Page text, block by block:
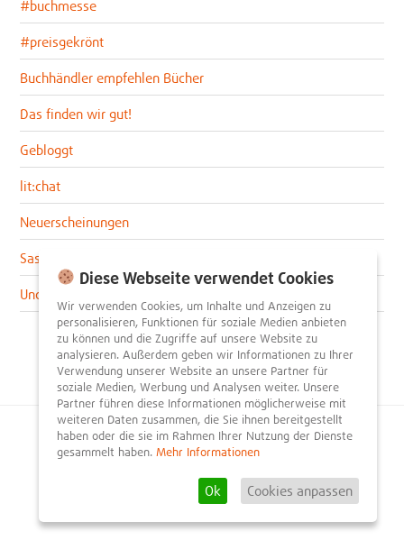
#buchmesse
#preisgekrönt
Buchhändler empfehlen Bücher
Das finden wir gut!
Gebloggt
lit:chat
Neuerscheinungen
Sascha im lit:blog
Uncategorized
© 2026litnity – Bücher entdecken und empfehlen.
Impressum
Kontakt
Registrieren
Newsletter
Diese Webseite verwendet Cookies
Wir verwenden Cookies, um Inhalte und Anzeigen zu
personalisieren, Funktionen für soziale Medien anbieten
zu können und die Zugriffe auf unsere Website zu
analysieren. Außerdem geben wir Informationen zu Ihrer
Verwendung unserer Website an unsere Partner für
soziale Medien, Werbung und Analysen weiter. Unsere
Partner führen diese Informationen möglicherweise mit
weiteren Daten zusammen, die Sie ihnen bereitgestellt
haben oder die sie im Rahmen Ihrer Nutzung der Dienste
gesammelt haben. Mehr Informationen
Ok Cookies anpassen